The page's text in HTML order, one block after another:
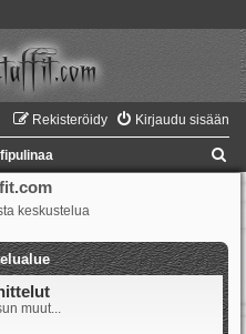
Kirjaudu sisään
Rekisteröidy
keskustelua
muut...